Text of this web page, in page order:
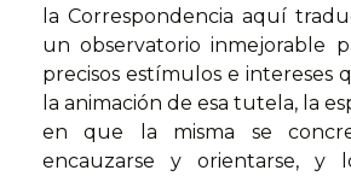
la Correspondencia aquí
un observatorio inmejorable
precisos estímulos e intereses
la animación de esa tutela, la
en que la misma se
encauzarse y orientarse, y